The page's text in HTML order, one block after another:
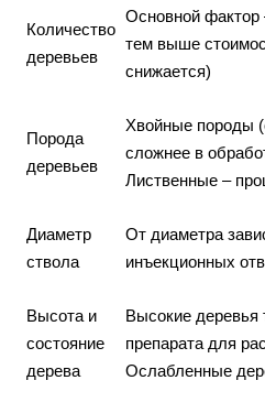
Количество
деревьев
Основной
тем выше
снижается)
Порода
деревьев
Хвойные породы
сложнее в
Лиственные –
Диаметр
ствола
От диаметра
инъекционных
Высота и
состояние
дерева
Высокие
препарата для
Ослабленные